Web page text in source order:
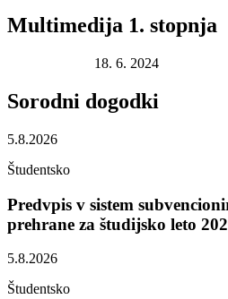
Multimedija 1. stopnja
18. 6. 2024
Sorodni dogodki
5.8.2026
Študentsko
Predvpis v sistem
prehrane za študijsko leto
5.8.2026
Študentsko